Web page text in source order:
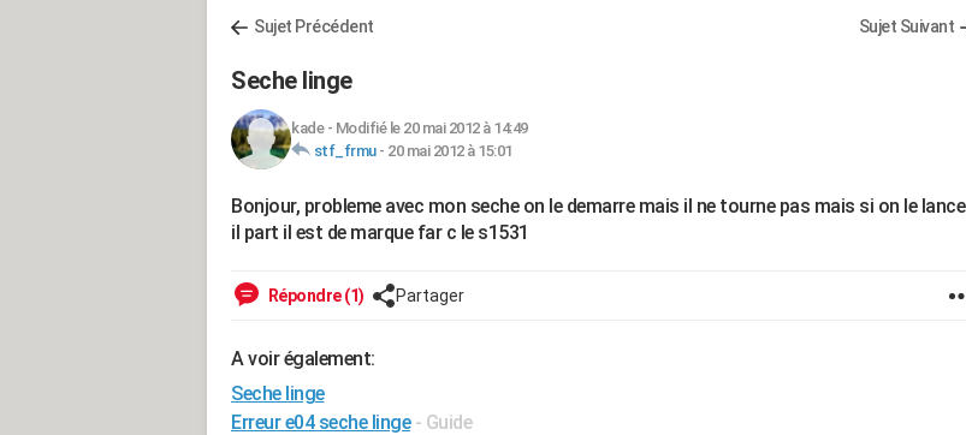
Sujet Précédent Sujet Suivant
Seche linge
kade- Modifié le 20 mai 2012 à 14:49
stf_frmu- 20 mai 2012 à 15:01
Bonjour, probleme avec mon seche on le demarre mais il ne tourne pas mais si on le lance
il part il est de marque far c le s1531
Répondre (1) Partager
A voir également:
Seche linge
Erreur e04 seche linge - Guide